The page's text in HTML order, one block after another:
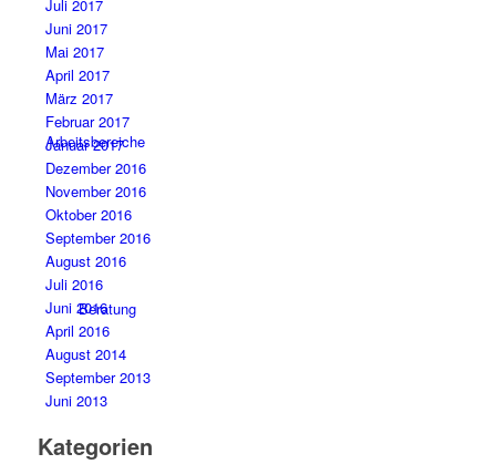
Arbeitsbereiche
Beratung
Juli 2017
Juni 2017
Mai 2017
April 2017
März 2017
Februar 2017
Januar 2017
Dezember 2016
November 2016
Oktober 2016
September 2016
August 2016
Juli 2016
Juni 2016
April 2016
August 2014
September 2013
Juni 2013
Kategorien